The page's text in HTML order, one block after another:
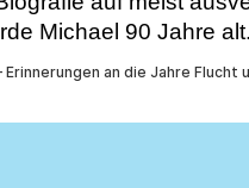
Michael 90 Jahre